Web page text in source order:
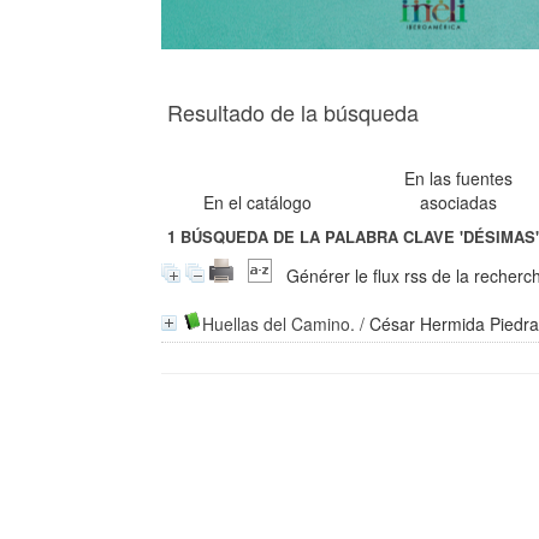
Resultado de la búsqueda
En el catálogo
En las fuentes
asociadas
1 BÚSQUEDA DE LA PALABRA CLAVE'DÉSIMAS'
Générer le flux rss de la
Huellas del Camino. /César Hermida Piedra